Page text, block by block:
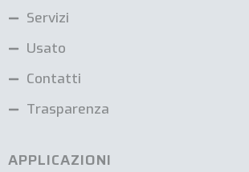
Servizi
Usato
Contatti
Trasparenza
APPLICAZIONI